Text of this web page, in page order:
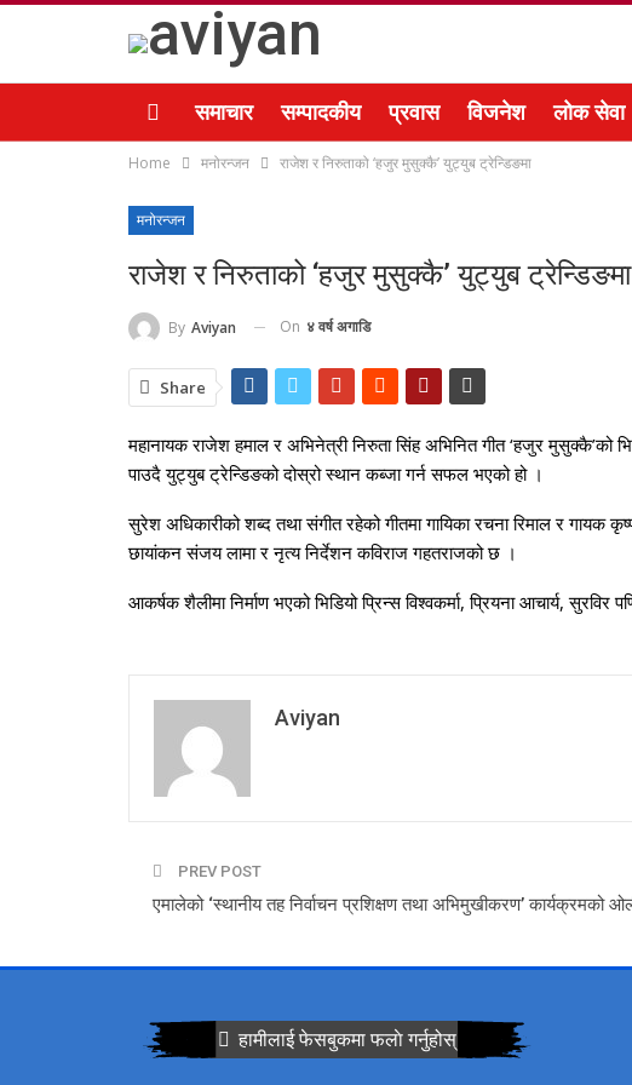
समाचार सम्पादकीय प्रवास विजनेश लोक सेवा
Home मनोरन्जन राजेश र निरुताको ‘हजुर मुसुक्कै’ युट्युब ट्रेन्डिङमा
मनोरन्जन
राजेश र निरुताको ‘हजुर मुसुक्कै’ युट्युब ट्रेन्डिङमा
By Aviyan On ४ वर्ष अगाडि
Share
महानायक राजेश हमाल र अभिनेत्री निरुता सिंह अभिनित गीत ‘हजुर
पाउदै युट्युब ट्रेन्डिङको दोस्रो स्थान कब्जा गर्न सफल भएको हो ।
सुरेश अधिकारीको शब्द तथा संगीत रहेको गीतमा गायिका रचना रिमाल र गायक
छायांकन संजय लामा र नृत्य निर्देशन कविराज गहतराजको छ ।
आकर्षक शैलीमा निर्माण भएको भिडियो प्रिन्स विश्वकर्मा, प्रियना आचार्य,
Aviyan
PREV POST
एमालेको ‘स्थानीय तह निर्वाचन प्रशिक्षण तथा अभिमुखीकरण’ कार्यक्रमको
हामीलाई फेसबुकमा फलाे गर्नुहोस्